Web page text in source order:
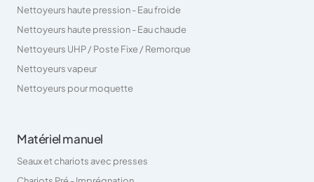
Nettoyeurs haute pression - Eau froide
Nettoyeurs haute pression - Eau chaude
Nettoyeurs UHP / Poste Fixe / Remorque
Nettoyeurs vapeur
Nettoyeurs pour moquette
Matériel manuel
Seaux et chariots avec presses